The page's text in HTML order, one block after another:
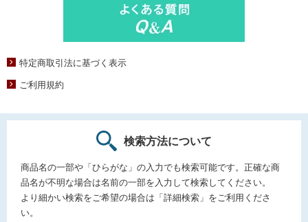
特定商取引法に基づく表示
ご利用規約
検索方法について
商品名の一部や「ひらがな」の入力でも検索可能です。正確な商
品名が不明な場合は名前の一部を入力して検索してください。
より細かい検索をご希望の場合は「詳細検索」をご利用くださ
い。